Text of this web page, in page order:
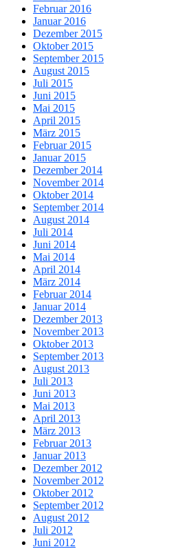
Februar 2016
Januar 2016
Dezember 2015
Oktober 2015
September 2015
August 2015
Juli 2015
Juni 2015
Mai 2015
April 2015
März 2015
Februar 2015
Januar 2015
Dezember 2014
November 2014
Oktober 2014
September 2014
August 2014
Juli 2014
Juni 2014
Mai 2014
April 2014
März 2014
Februar 2014
Januar 2014
Dezember 2013
November 2013
Oktober 2013
September 2013
August 2013
Juli 2013
Juni 2013
Mai 2013
April 2013
März 2013
Februar 2013
Januar 2013
Dezember 2012
November 2012
Oktober 2012
September 2012
August 2012
Juli 2012
Juni 2012